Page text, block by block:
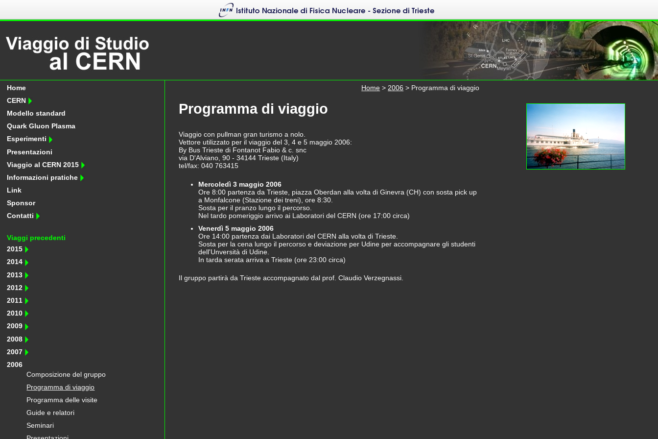
Home
CERN
Modello standard
Quark Gluon Plasma
Esperimenti
Presentazioni
Viaggio al CERN 2015
Informazioni pratiche
Link
Sponsor
Contatti
Viaggi precedenti
2015
2014
2013
2012
2011
2010
2009
2008
2007
2006
Composizione del gruppo
Programma di viaggio
Programma delle visite
Guide e relatori
Seminari
Home > 2006 > Programma di viaggio
Programma di viaggio
Viaggio con pullman gran turismo a nolo.
Vettore utilizzato per il viaggio del 3, 4 e 5 maggio 2006:
By Bus Trieste di Fontanot Fabio & c. snc
via D'Alviano, 90 - 34144 Trieste (Italy)
tel/fax: 040 763415
Mercoledì 3 maggio 2006
Ore 8:00 partenza da Trieste, piazza Oberdan alla volta di Ginevra (CH) con sosta pick up
a Monfalcone (Stazione dei treni), ore 8:30.
Sosta per il pranzo lungo il percorso.
Nel tardo pomeriggio arrivo ai Laboratori del CERN (ore 17:00 circa)
Venerdì 5 maggio 2006
Ore 14:00 partenza dai Laboratori del CERN alla volta di Trieste.
Sosta per la cena lungo il percorso e deviazione per Udine per accompagnare gli studenti
dell'Unversità di Udine.
In tarda serata arriva a Trieste (ore 23:00 circa)
Il gruppo partirà da Trieste accompagnato dal prof. Claudio Verzegnassi.